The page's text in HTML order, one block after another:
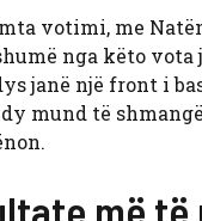
votimi, me
nga këto
janë një front i
mund të
më